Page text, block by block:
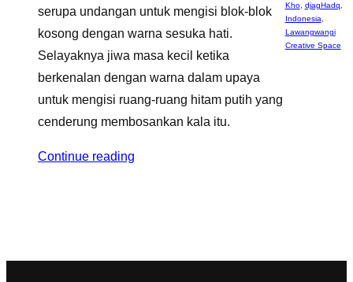
serupa undangan untuk mengisi blok-blok
kosong dengan warna sesuka hati.
Selayaknya jiwa masa kecil ketika
berkenalan dengan warna dalam upaya
untuk mengisi ruang-ruang hitam putih yang
cenderung membosankan kala itu.
Continue reading
Kho, djagHadq
Indonesia
Lawangwangi
Creative Space